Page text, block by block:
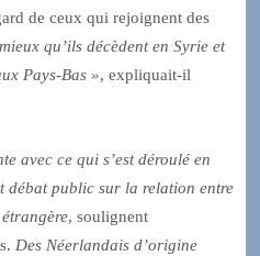
de ceux qui rejoignent des
qu’ils décèdent en Syrie et
Pays-Bas », expliquait-il
avec ce qui s’est déroulé en
débat public sur la relation entre
, soulignent
Des Néerlandais d’origine